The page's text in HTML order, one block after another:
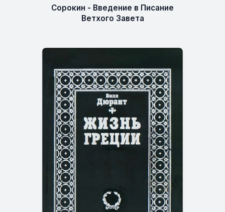
Сорокин - Введение в Писание
Ветхого Завета